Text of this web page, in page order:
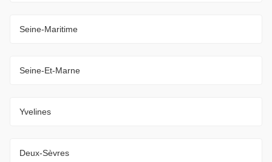
Seine-Maritime
Seine-Et-Marne
Yvelines
Deux-Sèvres